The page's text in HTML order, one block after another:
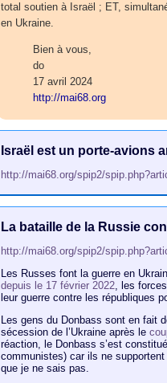
total soutien à Israël ; ET,
en Ukraine.
Bien à vous,
do
17 avril 2024
http://mai68.org
Israël est un porte-avions
http://mai68.org/spip2/
La bataille de la Russie
http://mai68.org/spip2/
Les Russes font la guerre en
depuis le 17 février 2022 , les
leur guerre contre les républiques
Les gens du Donbass sont en fait
sécession de l’Ukraine après le
réaction, le Donbass s’est
communistes) car ils ne
que je ne sais pas.